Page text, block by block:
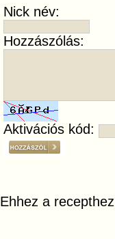
Nick név:
Hozzászólás:
Aktivációs kód:
Ehhez a